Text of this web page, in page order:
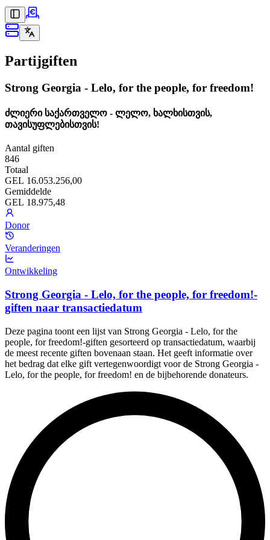
Partijgiften
Strong Georgia - Lelo, for the people, for freedom!
ძლიერი საქართველო - ლელო, ხალხისთვის,
თავისუფლებისთვის!
Aantal giften
846
Totaal
GEL 16.053.256,00
Gemiddelde
GEL 18.975,48
Donor
Veranderingen
Ontwikkeling
Strong Georgia - Lelo, for the people, for freedom!-
giften naar transactiedatum
Deze pagina toont een lijst van Strong Georgia - Lelo, for the
people, for freedom!-giften gesorteerd op transactiedatum, waarbij
de meest recente giften bovenaan staan. Het geeft informatie over
het bedrag dat elke gift vertegenwoordigt voor de Strong Georgia -
Lelo, for the people, for freedom! en de bijbehorende donateurs.